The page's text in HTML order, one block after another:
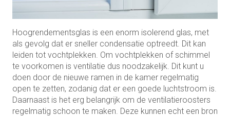
Hoogrendementsglas is een enorm isolerend glas, met
als gevolg dat er sneller condensatie optreedt. Dit kan
leiden tot vochtplekken. Om vochtplekken of schimmel
te voorkomen is ventilatie dus noodzakelijk. Dit kunt u
doen door de nieuwe ramen in de kamer regelmatig
open te zetten, zodanig dat er een goede luchtstroom is.
Daarnaast is het erg belangrijk om de ventilatieroosters
regelmatig schoon te maken. Deze kunnen echt een bron